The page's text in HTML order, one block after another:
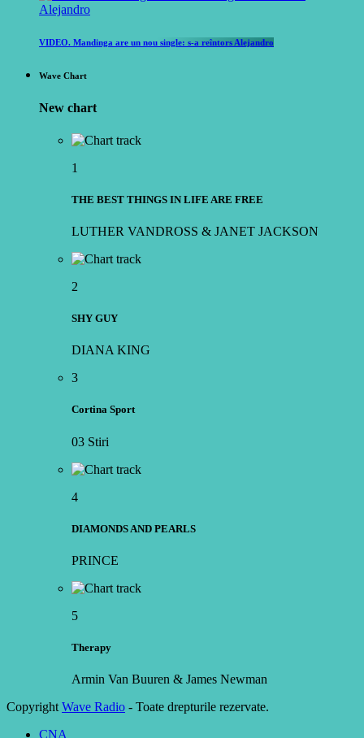
VIDEO. Mandinga are un nou single: s-a reîntors Alejandro
Wave Chart
New chart
1
THE BEST THINGS IN LIFE ARE FREE
LUTHER VANDROSS & JANET JACKSON
2
SHY GUY
DIANA KING
3
Cortina Sport
03 Stiri
4
DIAMONDS AND PEARLS
PRINCE
5
Therapy
Armin Van Buuren & James Newman
Copyright Wave Radio - Toate drepturile rezervate.
CNA